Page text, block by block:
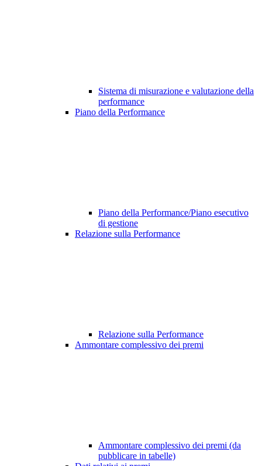
Sistema di misurazione e valutazione della
performance
Piano della Performance
Piano della Performance/Piano esecutivo
di gestione
Relazione sulla Performance
Relazione sulla Performance
Ammontare complessivo dei premi
Ammontare complessivo dei premi (da
pubblicare in tabelle)